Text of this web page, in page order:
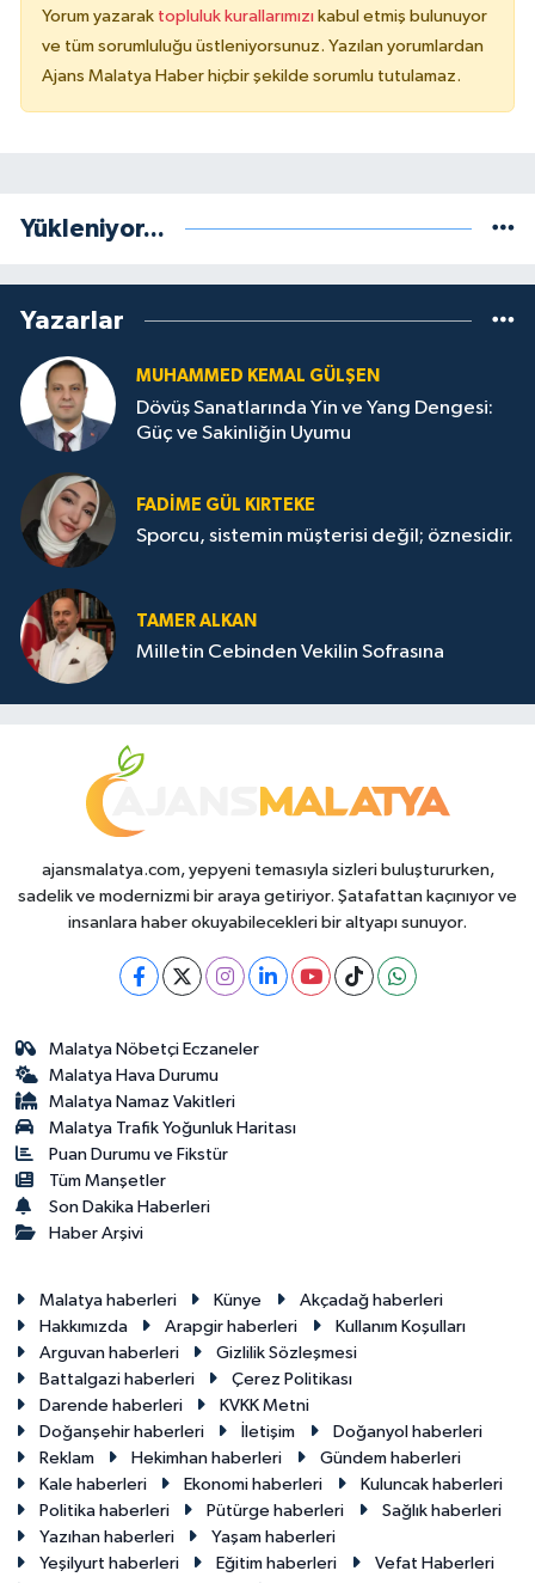
Yorum yazarak topluluk kurallarımızı kabul etmiş bulunuyor
ve tüm sorumluluğu üstleniyorsunuz. Yazılan yorumlardan
Ajans Malatya Haber hiçbir şekilde sorumlu tutulamaz.
Yükleniyor...
Yazarlar
MUHAMMED KEMAL GÜLŞEN
Dövüş Sanatlarında Yin ve Yang Dengesi:
Güç ve Sakinliğin Uyumu
FADIME GÜL KIRTEKE
Sporcu, sistemin müşterisi değil; öznesidir.
TAMER ALKAN
Milletin Cebinden Vekilin Sofrasına
ajansmalatya.com, yepyeni temasıyla sizleri buluştururken,
sadelik ve modernizmi bir araya getiriyor. Şatafattan kaçınıyor ve
insanlara haber okuyabilecekleri bir altyapı sunuyor.
Malatya Nöbetçi Eczaneler
Malatya Hava Durumu
Malatya Namaz Vakitleri
Malatya Trafik Yoğunluk Haritası
Puan Durumu ve Fikstür
Tüm Manşetler
Son Dakika Haberleri
Haber Arşivi
Malatya haberleri Künye
Akçadağ haberleri
Hakkımızda
Arapgir haberleri
Kullanım Koşulları
Arguvan haberleri
Gizlilik Sözleşmesi
Battalgazi haberleri
Çerez Politikası
Darende haberleri
KVKK Metni
Doğanşehir haberleri
İletişim
Doğanyol haberleri
Reklam
Hekimhan haberleri
Gündem haberleri
Kale haberleri
Ekonomi haberleri
Kuluncak haberleri
Politika haberleri
Pütürge haberleri
Sağlık haberleri
Yazıhan haberleri
Yaşam haberleri
Yeşilyurt haberleri
Eğitim haberleri
Vefat Haberleri